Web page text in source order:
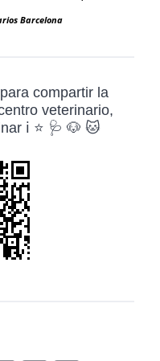
Barcelona
compartir la
veterinario,
ℹ️ ⭐ 🩺 🐶 🐱